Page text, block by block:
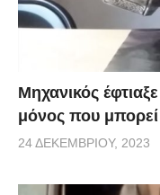
Μηχανικός
μόνος που
24 ΔΕΚΕΜΒΡΊΟΥ, 2023